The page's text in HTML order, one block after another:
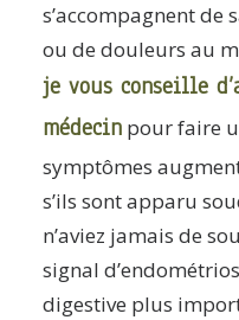
s’accompagnent de
ou de douleurs au
je vous conseille
médecin pour faire
symptômes
s’ils sont apparu
n’aviez jamais de
signal
digestive plus